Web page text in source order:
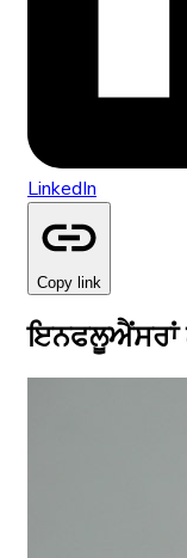
LinkedIn
Copy link